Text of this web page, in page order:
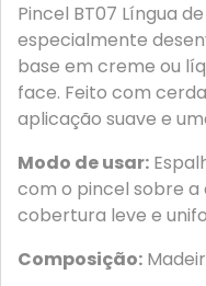
Pincel BT07 Língua
especialmente
base em creme ou
face. Feito com
aplicação suave e
Modo de usar:
com o pincel sobre a
cobertura leve e
Composição: